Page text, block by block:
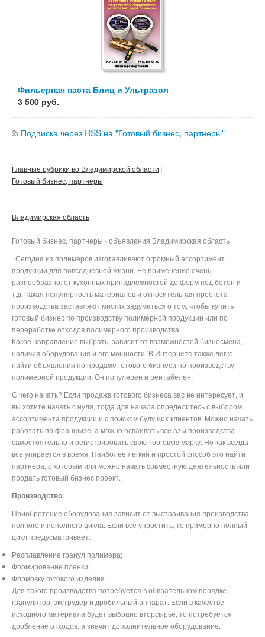
Применить Сбросить фильтр
Фильерная паста Блиц и Ультразол
3 500 руб.
Подписка через RSS на "Готовый бизнес, партнеры"
Главные рубрики во Владимирской области
Готовый бизнес, партнеры
Владимирская область
Готовый бизнес, партнеры - объявления Владимирская область
Сегодня из полимеров изготавливают огромный ассортимент
продукции для повседневной жизни. Ее применение очень
разнообразно: от кухонных принадлежностей до форм под бетон и
т.д. Такая популярность материалов и относительная простота
производства заставляют многих задуматься о том, чтобы купить
готовый бизнес по производству полимерной продукции или по
переработке отходов полимерного производства.
Какое направление выбрать, зависит от возможностей бизнесмена,
наличия оборудования и его мощности. В Интернете также легко
найти объявления по продаже готового бизнеса по производству
полимерной продукции. Он популярен и рентабелен.
С чего начать? Если продажа готового бизнеса вас не интересует, и
вы хотите начать с нуля, тогда для начала определитесь с выбором
ассортимента продукции и с поиском будущих клиентов. Можно начать
работать по франшизе, а можно осваивать все азы производства
самостоятельно и регистрировать свою торговую марку. Но как всегда
все упирается в время. Наиболее легкий и простой способ это найти
партнера, с которым или можно начать совместную деятельность или
продать готовый бизнес проект.
Производство.
Приобретение оборудования зависит от выстраивания производства
полного и неполного цикла. Если все упростить, то примерно полный
цикл предусматривает:
Расплавление гранул полимера;
Формирование пленки;
Формовку готового изделия.
Для такого производства потребуется в обязательном порядке
гранулятор, экструдер и дробильный аппарат. Если в качестве
исходного материала будет выбрано вторсырье, то потребуется
дробление отходов, а значит дополнительное оборудование.